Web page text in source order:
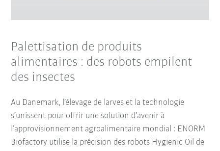
Palettisation de produits
alimentaires : des robots empilent
des insectes
Au Danemark, l’élevage de larves et la technologie
s’unissent pour offrir une solution d’avenir à
l’approvisionnement agroalimentaire mondial : ENORM
Biofactory utilise la précision des robots Hygienic Oil de